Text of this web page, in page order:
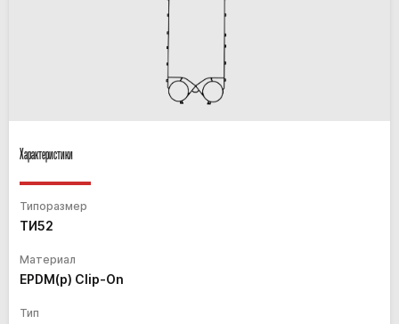
Характеристики
Типоразмер
ТИ52
Материал
EPDM(p) Clip-On
Тип